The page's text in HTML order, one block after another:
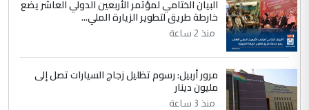
البيان الختامي لمؤتمر الأربعين الدولي العاشر يضع
خارطة طريق لتطوير الزيارة الملي...
منذ 2 ساعة
مرور أربيل: رسوم تظليل زجاج السيارات تصل إلى
مليون دينار
منذ 3 ساعة